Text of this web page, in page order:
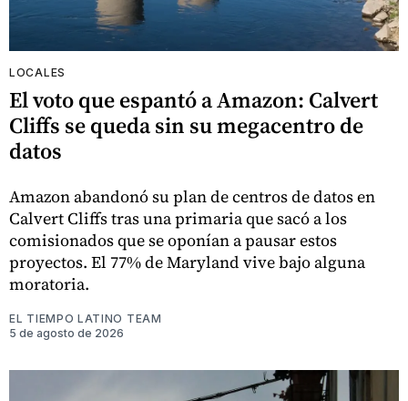
LOCALES
El voto que espantó a Amazon: Calvert
Cliffs se queda sin su megacentro de
datos
Amazon abandonó su plan de centros de datos en
Calvert Cliffs tras una primaria que sacó a los
comisionados que se oponían a pausar estos
proyectos. El 77% de Maryland vive bajo alguna
moratoria.
EL TIEMPO LATINO TEAM
5 de agosto de 2026